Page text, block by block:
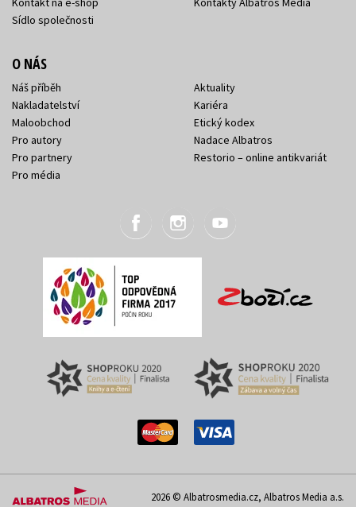
Sídlo společnosti
O NÁS
Náš příběh
Nakladatelství
Maloobchod
Pro autory
Pro partnery
Pro média
Aktuality
Kariéra
Etický kodex
Nadace Albatros
Restorio – online antikvariát
2026 © Albatrosmedia.cz, Albatros Media a.s.